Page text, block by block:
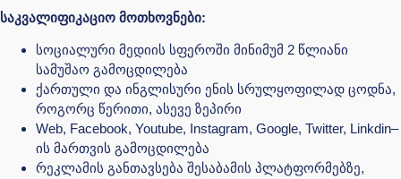
საკვალიფიკაციო მოთხოვნები:
სოციალური მედიის სფეროში მინიმუმ 2 წლიანი
სამუშაო გამოცდილება
ქართული და ინგლისური ენის სრულყოფილად ცოდნა,
როგორც წერითი, ასევე ზეპირი
Web, Facebook, Youtube, Instagram, Google, Twitter, Linkdin–
ის მართვის გამოცდილება
რეკლამის განთავსება შესაბამის პლატფორმებზე,